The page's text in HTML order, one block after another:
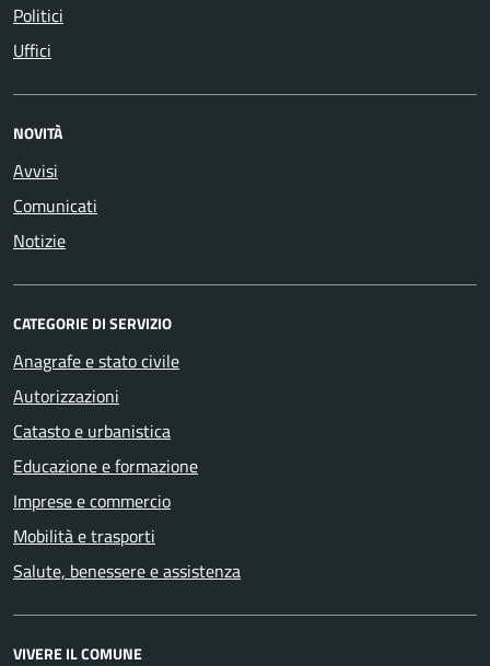
Politici
Uffici
NOVITÀ
Avvisi
Comunicati
Notizie
CATEGORIE DI SERVIZIO
Anagrafe e stato civile
Autorizzazioni
Catasto e urbanistica
Educazione e formazione
Imprese e commercio
Mobilità e trasporti
Salute, benessere e assistenza
VIVERE IL COMUNE